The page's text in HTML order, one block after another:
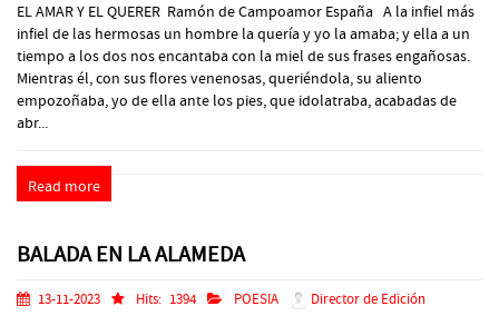
EL AMAR Y EL QUERER Ramón de Campoamor España A la infiel más
infiel de las hermosas un hombre la quería y yo la amaba; y ella a un
tiempo a los dos nos encantaba con la miel de sus frases engañosas.
Mientras él, con sus flores venenosas, queriéndola, su aliento
empozoñaba, yo de ella ante los pies, que idolatraba, acabadas de
abr...
Read more
BALADA EN LA ALAMEDA
13-11-2023 Hits: 1394 POESIA Director de Edición